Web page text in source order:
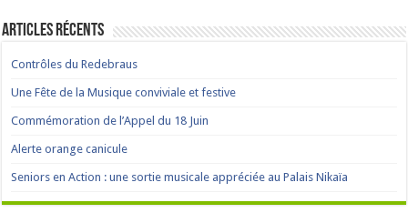
Articles récents
Contrôles du Redebraus
Une Fête de la Musique conviviale et festive
Commémoration de l’Appel du 18 Juin
Alerte orange canicule
Seniors en Action : une sortie musicale appréciée au Palais Nikaïa